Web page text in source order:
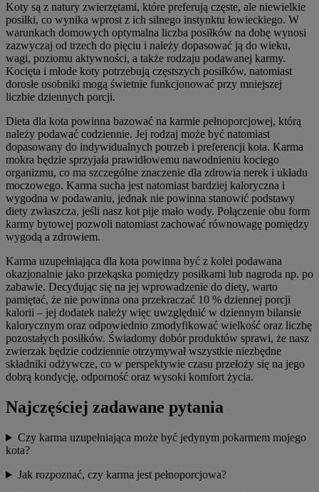
Koty są z natury zwierzętami, które preferują częste, ale niewielkie
posiłki, co wynika wprost z ich silnego instynktu łowieckiego. W
warunkach domowych optymalna liczba posiłków na dobę wynosi
zazwyczaj od trzech do pięciu i należy dopasować ją do wieku,
wagi, poziomu aktywności, a także rodzaju podawanej karmy.
Kocięta i młode koty potrzebują częstszych posiłków, natomiast
dorosłe osobniki mogą świetnie funkcjonować przy mniejszej
liczbie dziennych porcji.
Dieta dla kota powinna bazować na karmie pełnoporcjowej, którą
należy podawać codziennie. Jej rodzaj może być natomiast
dopasowany do indywidualnych potrzeb i preferencji kota. Karma
mokra będzie sprzyjała prawidłowemu nawodnieniu kociego
organizmu, co ma szczególne znaczenie dla zdrowia nerek i układu
moczowego. Karma sucha jest natomiast bardziej kaloryczna i
wygodna w podawaniu, jednak nie powinna stanowić podstawy
diety zwłaszcza, jeśli nasz kot pije mało wody. Połączenie obu form
karmy bytowej pozwoli natomiast zachować równowagę pomiędzy
wygodą a zdrowiem.
Karma uzupełniająca dla kota powinna być z kolei podawana
okazjonalnie jako przekąska pomiędzy posiłkami lub nagroda np. po
zabawie. Decydując się na jej wprowadzenie do diety, warto
pamiętać, że nie powinna ona przekraczać 10 % dziennej porcji
kalorii – jej dodatek należy więc uwzględnić w dziennym bilansie
kalorycznym oraz odpowiednio zmodyfikować wielkość oraz liczbę
pozostałych posiłków. Świadomy dobór produktów sprawi, że nasz
zwierzak będzie codziennie otrzymywał wszystkie niezbędne
składniki odżywcze, co w perspektywie czasu przełoży się na jego
dobrą kondycję, odporność oraz wysoki komfort życia.
Najczęściej zadawane pytania
Czy karma uzupełniająca może być jedynym pokarmem mojego
kota?
Jak rozpoznać, czy karma jest pełnoporcjowa?